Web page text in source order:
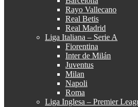
Rayo Vallecano
Real Betis
Real Madrid
Liga Italiana – Serie A
Fiorentina
Inter de Milán
Juventus
Milan
Napoli
Roma
Liga Inglesa – Premier